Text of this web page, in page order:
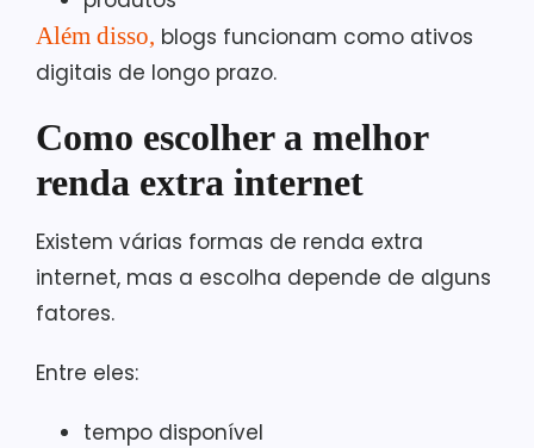
Além disso, blogs funcionam como ativos
digitais de longo prazo.
Como escolher a melhor
renda extra internet
Existem várias formas de renda extra
internet, mas a escolha depende de alguns
fatores.
Entre eles:
tempo disponível